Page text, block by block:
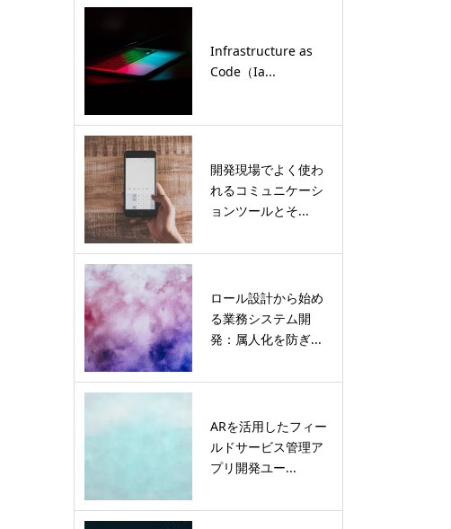
Infrastructure as
Code（Ia...
開発現場でよく使わ
れるコミュニケーシ
ョンツールとそ...
ロール設計から始め
る業務システム開
発：属人化を防ぎ...
ARを活用したフィー
ルドサービス管理ア
プリ開発ユー...